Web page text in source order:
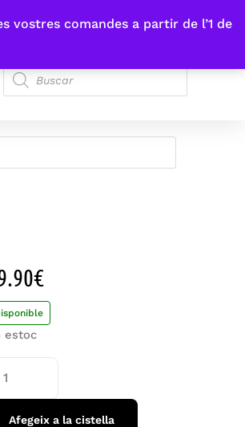
vostres comandes a partir de l’1 de
€
estoc
Afegeix a la cistella